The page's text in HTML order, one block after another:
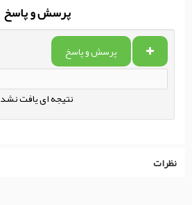
پرسش و پاسخ
پرسش و پاسخ
نتیجه ای یافت نشد
نظرات